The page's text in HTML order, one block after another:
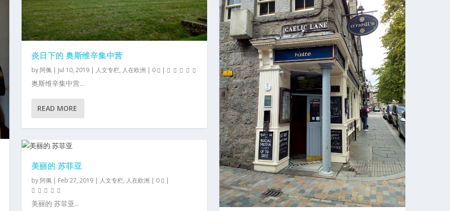
炎日下的 奥斯维辛集中营
by阿佩| Jul 10, 2019| 人文专栏, 人在欧洲 | 0 |
奥斯维辛集中营...
READ MORE
美丽的 苏菲亚
by阿佩| Feb 27, 2019| 人文专栏, 人在欧洲 | 0 |
美丽的 苏菲亚...